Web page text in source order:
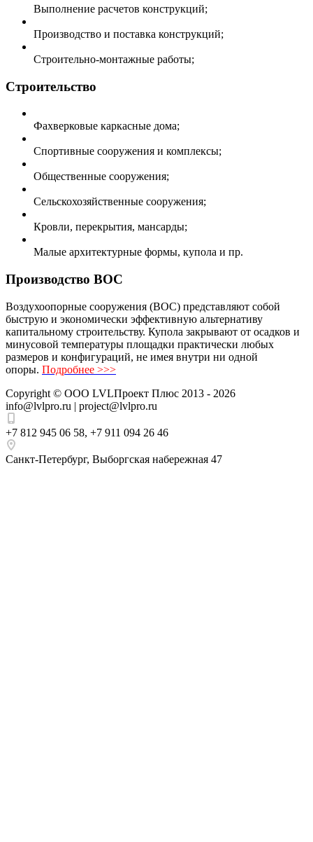
Выполнение расчетов конструкций;
Производство и поставка конструкций;
Строительно-монтажные работы;
Строительство
Фахверковые каркасные дома;
Спортивные сооружения и комплексы;
Общественные сооружения;
Сельскохозяйственные сооружения;
Кровли, перекрытия, мансарды;
Малые архитектурные формы, купола и пр.
Производство ВОС
Воздухоопорные сооружения (ВОС) представляют собой
быструю и экономически эффективную альтернативу
капитальному строительству. Купола закрывают от осадков и
минусовой температуры площадки практически любых
размеров и конфигураций, не имея внутри ни одной
опоры. Подробнее >>>
Copyright © ООО LVLПроект Плюс 2013 - 2026
info@lvlpro.ru | project@lvlpro.ru
+7 812 945 06 58, +7 911 094 26 46
Санкт-Петербург, Выборгская набережная 47